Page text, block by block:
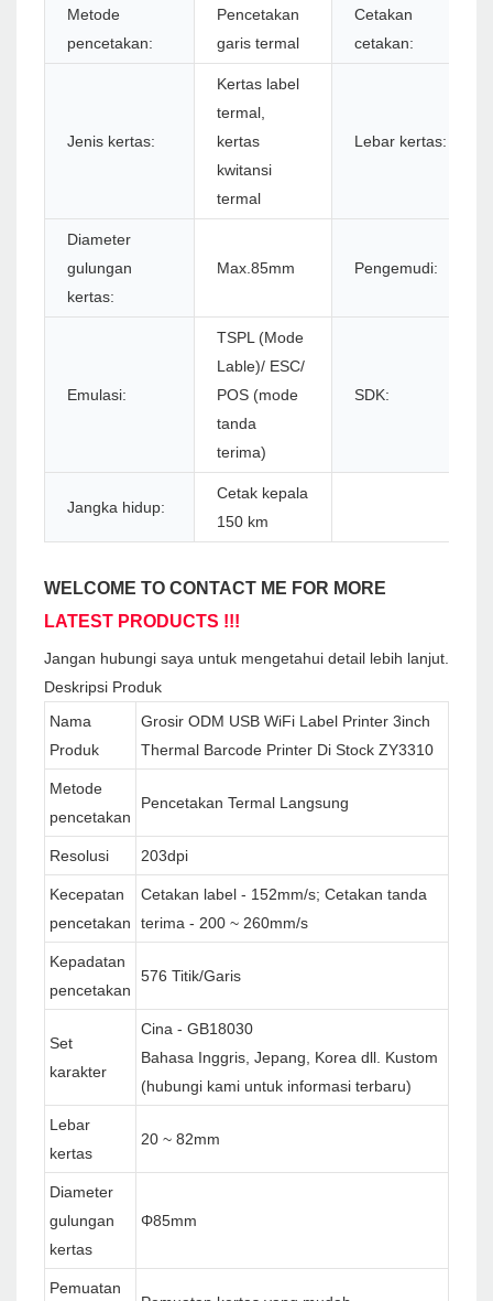
Metode
pencetakan:
Pencetakan
garis termal
Cetakan
cetakan:
Jenis kertas:
Kertas label
termal,
kertas
kwitansi
termal
Lebar kertas:
Diameter
gulungan
kertas:
Max.85mm Pengemudi:
Emulasi:
TSPL (Mode
Lable)/ ESC/
POS (mode
tanda
terima)
SDK:
Jangka hidup:
Cetak kepala
150 km
WELCOME TO CONTACT ME FOR MORE
LATEST PRODUCTS !!!
Jangan hubungi saya untuk mengetahui detail lebih lanjut.
Deskripsi Produk
Nama
Produk
Grosir ODM USB WiFi Label Printer 3inch
Thermal Barcode Printer Di Stock ZY3310
Metode
pencetakan
Pencetakan Termal Langsung
Resolusi 203dpi
Kecepatan
pencetakan
Cetakan label - 152mm/s; Cetakan tanda
terima - 200 ~ 260mm/s
Kepadatan
pencetakan
576 Titik/Garis
Set
karakter
Cina - GB18030
Bahasa Inggris, Jepang, Korea dll. Kustom
(hubungi kami untuk informasi terbaru)
Lebar
kertas
20 ~ 82mm
Diameter
gulungan
kertas
Φ85mm
Pemuatan